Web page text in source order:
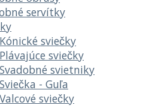
servítky
Kónické sviečky
Plávajúce sviečky
Svadobné svietniky
Sviečka - Guľa
Valcové sviečky